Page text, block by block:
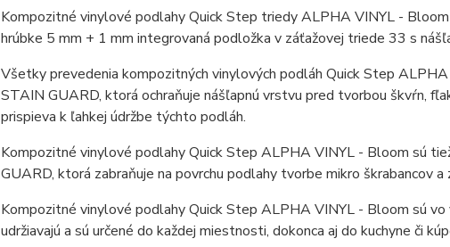
Kompozitné vinylové podlahy Quick Step triedy ALPHA VINYL - Bloom
hrúbke 5 mm + 1 mm integrovaná podložka v záťažovej triede 33 s
Všetky prevedenia kompozitných vinylových podláh Quick Step
STAIN GUARD, ktorá ochraňuje nášľapnú vrstvu pred tvorbou škvŕn,
prispieva k ľahkej údržbe týchto podláh.
Kompozitné vinylové podlahy Quick Step ALPHA VINYL - Bloom sú
GUARD, ktorá zabraňuje na povrchu podlahy tvorbe mikro škrabancov
Kompozitné vinylové podlahy Quick Step ALPHA VINYL - Bloom sú
udržiavajú a sú určené do každej miestnosti, dokonca aj do kuchyne či